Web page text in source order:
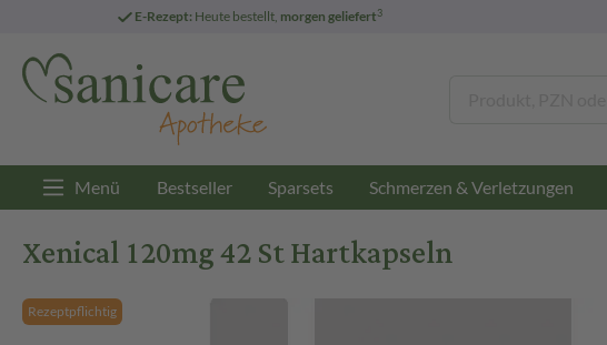
E-Rezept: Heute bestellt, morgen geliefert3
Menü Bestseller Sparsets Schmerzen & Verletzungen
Xenical 120mg 42 St Hartkapseln
Rezeptpflichtig